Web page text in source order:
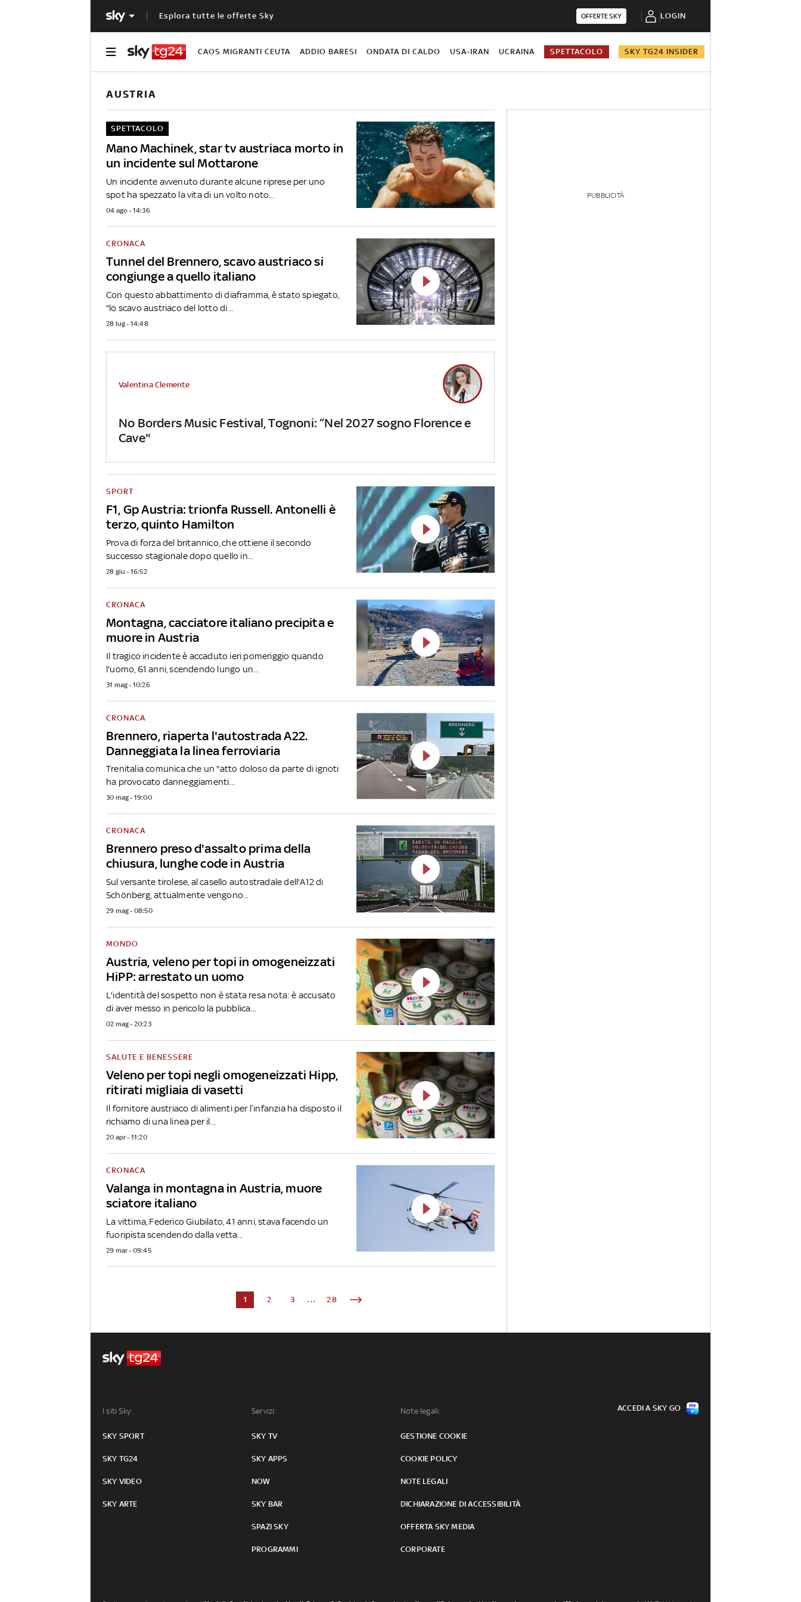
Esplora tutte le offerte Sky OFFERTE SKY LOGIN
CAOS MIGRANTI CEUTA ADDIO BARESI ONDATA DI CALDO USA-IRAN UCRAINA SPETTACOLO SKY TG24 INSIDER
AUSTRIA
Mano Machinek, star tv austriaca morto in
un incidente sul Mottarone
SPETTACOLO
Un incidente avvenuto durante alcune riprese per uno
spot ha spezzato la vita di un volto noto...
04 ago - 14:36
Tunnel del Brennero, scavo austriaco si
congiunge a quello italiano
CRONACA
Con questo abbattimento di diaframma, è stato spiegato,
"lo scavo austriaco del lotto di...
28 lug - 14:48
No Borders Music Festival, Tognoni: “Nel 2027 sogno Florence e
Cave"
Valentina Clemente
F1, Gp Austria: trionfa Russell. Antonelli è
terzo, quinto Hamilton
SPORT
Prova di forza del britannico, che ottiene il secondo
successo stagionale dopo quello in...
28 giu - 16:52
Montagna, cacciatore italiano precipita e
muore in Austria
CRONACA
Il tragico incidente è accaduto ieri pomeriggio quando
l'uomo, 61 anni, scendendo lungo un...
31 mag - 10:26
Brennero, riaperta l'autostrada A22.
Danneggiata la linea ferroviaria
CRONACA
Trenitalia comunica che un "atto doloso da parte di ignoti
ha provocato danneggiamenti...
30 mag - 19:00
Brennero preso d'assalto prima della
chiusura, lunghe code in Austria
CRONACA
Sul versante tirolese, al casello autostradale dell'A12 di
Schönberg, attualmente vengono...
29 mag - 08:50
Austria, veleno per topi in omogeneizzati
HiPP: arrestato un uomo
MONDO
L'identità del sospetto non è stata resa nota: è accusato
di aver messo in pericolo la pubblica...
02 mag - 20:23
Veleno per topi negli omogeneizzati Hipp,
ritirati migliaia di vasetti
SALUTE E BENESSERE
Il fornitore austriaco di alimenti per l’infanzia ha disposto il
richiamo di una linea per il...
20 apr - 11:20
Valanga in montagna in Austria, muore
sciatore italiano
CRONACA
La vittima, Federico Giubilato, 41 anni, stava facendo un
fuoripista scendendo dalla vetta...
29 mar - 09:45
1 2 3 ... 28
PUBBLICITÀ
I siti Sky:
SKY SPORT
SKY TG24
SKY VIDEO
SKY ARTE
Servizi:
SKY TV
SKY APPS
NOW
SKY BAR
SPAZI SKY
PROGRAMMI
Note legali:
GESTIONE COOKIE
COOKIE POLICY
NOTE LEGALI
DICHIARAZIONE DI ACCESSIBILITÀ
OFFERTA SKY MEDIA
CORPORATE
ACCEDI A SKY GO